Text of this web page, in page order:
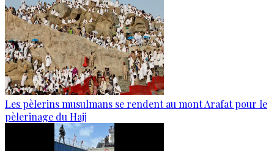
Les pèlerins musulmans se rendent au mont Arafat pour le
pèlerinage du Hajj